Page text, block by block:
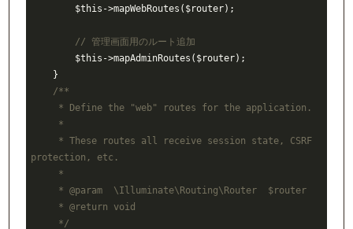
// 管理画面用のルート追加
/**
protection, etc.
     *
@param
  \Illuminate\Routing\Router  $router
     *
@return void
     */